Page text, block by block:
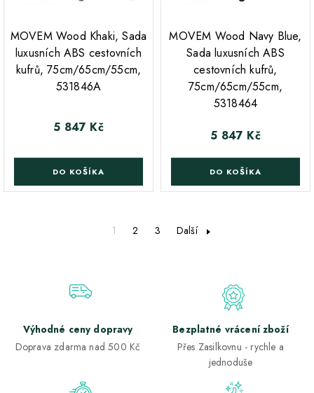
MOVEM Wood Khaki, Sada
luxusních ABS cestovních
kufrů, 75cm/65cm/55cm,
531846A
Cena
5 847 Kč
DO KOŠÍKA
MOVEM Wood Navy Blue,
Sada luxusních ABS
cestovních kufrů,
75cm/65cm/55cm,
5318464
Cena
5 847 Kč
DO KOŠÍKA
1 2 3 Další
Výhodné ceny dopravy
Doprava zdarma nad 500 Kč
Bezplatné vrácení zboží
Přes Zasilkovnu - rychle a
jednoduše